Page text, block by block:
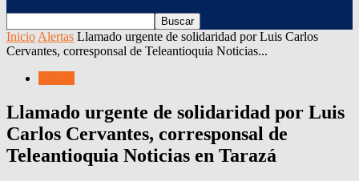
Inicio Alertas Llamado urgente de solidaridad por Luis Carlos
Cervantes, corresponsal de Teleantioquia Noticias...
Llamado urgente de solidaridad por Luis
Carlos Cervantes, corresponsal de
Teleantioquia Noticias en Tarazá